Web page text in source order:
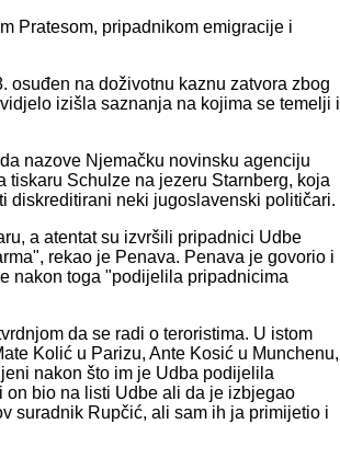
Pratesom, pripadnikom emigracije i
osuđen na doživotnu kaznu zatvora zbog
izišla saznanja na kojima se temelji i
nazove Njemačku novinsku agenciju
Schulze na jezeru Starnberg, koja
diskreditirani neki jugoslavenski političari.
a atentat su izvršili pripadnici Udbe
rekao je Penava. Penava je govorio i
nakon toga "podijelila pripadnicima
da se radi o teroristima. U istom
Kolić u Parizu, Ante Kosić u Munchenu,
nakon što im je Udba podijelila
bio na listi Udbe ali da je izbjegao
suradnik Rupčić, ali sam ih ja primijetio i